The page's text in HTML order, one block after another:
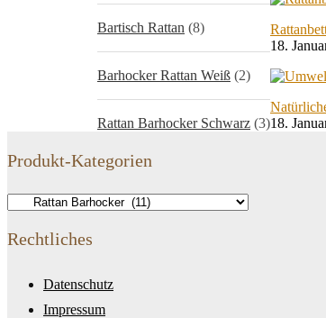
Bartisch Rattan (8)
Barhocker Rattan Weiß (2)
Rattan Barhocker Schwarz (3)
18.
18.
Produkt-Kategorien
Rechtliches
Datenschutz
Impressum